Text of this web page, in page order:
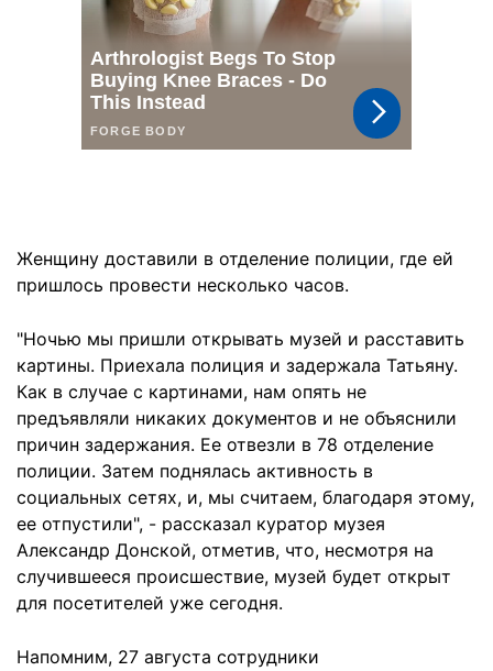
Женщину доставили в отделение полиции, где ей
пришлось провести несколько часов.
"Ночью мы пришли открывать музей и расставить
картины. Приехала полиция и задержала Татьяну.
Как в случае с картинами, нам опять не
предъявляли никаких документов и не объяснили
причин задержания. Ее отвезли в 78 отделение
полиции. Затем поднялась активность в
социальных сетях, и, мы считаем, благодаря этому,
ее отпустили", - рассказал куратор музея
Александр Донской, отметив, что, несмотря на
случившееся происшествие, музей будет открыт
для посетителей уже сегодня.
Напомним, 27 августа сотрудники